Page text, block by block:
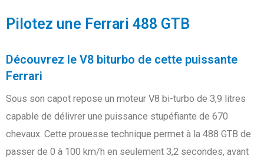
Pilotez une Ferrari 488 GTB
Découvrez le V8 biturbo de cette puissante
Ferrari
Sous son capot repose un moteur V8 bi-turbo de 3,9 litres
capable de délivrer une puissance stupéfiante de 670
chevaux. Cette prouesse technique permet à la 488 GTB de
passer de 0 à 100 km/h en seulement 3,2 secondes, avant